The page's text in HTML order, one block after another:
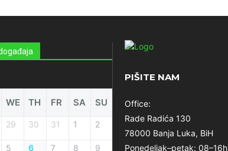
WE TH FR SA SU
29 30 31 1 2
5 6 7 8 9
PIŠITE NAM
Office:
Rade Radića 130
78000 Banja Luka, BiH
Ponedeljak–petak: 08–16h